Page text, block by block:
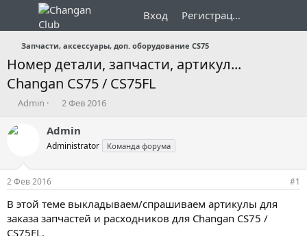
Вход Регистрация
Запчасти, аксессуары, доп. оборудование CS75
Номер детали, запчасти, артикул...
Changan CS75 / CS75FL
А
т
т
е
м
ы
Admin
Д
т
а
н
а
л
2 Фев 2016
Admin
Administrator Команда форума
2 Фев 2016 #1
В этой теме выкладываем/спрашиваем артикулы для
заказа запчастей и расходников для Changan CS75 /
CS75FL.